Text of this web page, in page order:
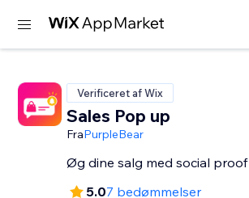
Verificeret af Wix
Sales Pop up
FraPurpleBear
Øg dine salg med social proof
5.07 bedømmelser